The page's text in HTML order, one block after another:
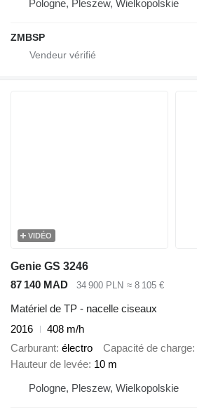
Pologne, Pleszew, Wielkopolskie
ZMBSP
VIDÉO
Genie GS 3246
87 140 MAD
34 900 PLN ≈ 8 105 €
Matériel de TP - nacelle ciseaux
2016
408 m/h
Carburant électro Capacité de charge
Hauteur de levée 10 m
Pologne, Pleszew, Wielkopolskie